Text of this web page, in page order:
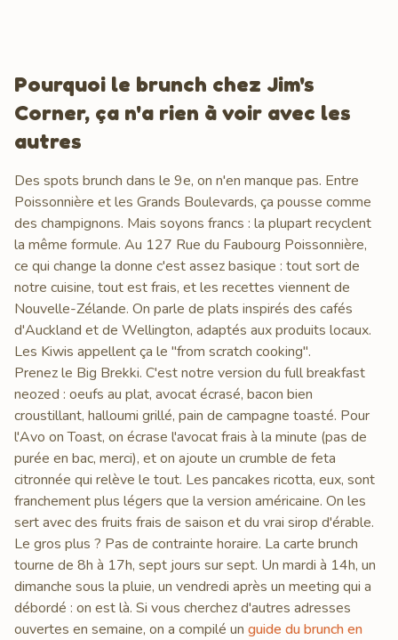
Pourquoi le brunch chez Jim's
Corner, ça n'a rien à voir avec les
autres
Des spots brunch dans le 9e, on n'en manque pas. Entre
Poissonnière et les Grands Boulevards, ça pousse comme
des champignons. Mais soyons francs : la plupart recyclent
la même formule. Au 127 Rue du Faubourg Poissonnière,
ce qui change la donne c'est assez basique : tout sort de
notre cuisine, tout est frais, et les recettes viennent de
Nouvelle-Zélande. On parle de plats inspirés des cafés
d'Auckland et de Wellington, adaptés aux produits locaux.
Les Kiwis appellent ça le "from scratch cooking".
Prenez le Big Brekki. C'est notre version du full breakfast
neozed : oeufs au plat, avocat écrasé, bacon bien
croustillant, halloumi grillé, pain de campagne toasté. Pour
l'Avo on Toast, on écrase l'avocat frais à la minute (pas de
purée en bac, merci), et on ajoute un crumble de feta
citronnée qui relève le tout. Les pancakes ricotta, eux, sont
franchement plus légers que la version américaine. On les
sert avec des fruits frais de saison et du vrai sirop d'érable.
Le gros plus ? Pas de contrainte horaire. La carte brunch
tourne de 8h à 17h, sept jours sur sept. Un mardi à 14h, un
dimanche sous la pluie, un vendredi après un meeting qui a
débordé : on est là. Si vous cherchez d'autres adresses
ouvertes en semaine, on a compilé un guide du brunch en